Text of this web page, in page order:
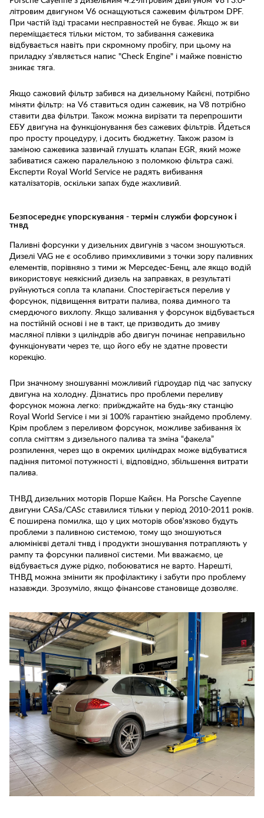
літровим двигуном V6 оснащуються сажевим фільтром DPF.
При частій їзді трасами несправностей не буває. Якщо ж ви
переміщаєтеся тільки містом, то забивання сажевика
відбувається навіть при скромному пробігу, при цьому на
приладку з'являється напис "Check Engine" і майже повністю
зникає тяга.
Якщо сажовий фільтр забився на дизельному Кайєні, потрібно
міняти фільтр: на V6 ставиться один сажевик, на V8 потрібно
ставити два фільтри. Також можна вирізати та перепрошити
ЕБУ двигуна на функціонування без сажевих фільтрів. Йдеться
про просту процедуру, і досить бюджетну. Також разом із
заміною сажевика зазвичай глушать клапан EGR, який може
забиватися сажею паралельною з поломкою фільтра сажі.
Експерти Royal World Service не радять вибивання
каталізаторів, оскільки запах буде жахливий.
Безпосереднє упорскування - термін служби форсунок і
тнвд
Паливні форсунки у дизельних двигунів з часом зношуються.
Дизелі VAG не є особливо примхливими з точки зору паливних
елементів, порівняно з тими ж Мерседес-Бенц, але якщо водій
використовує неякісний дизель на заправках, в результаті
руйнуються сопла та клапани. Спостерігається перелив у
форсунок, підвищення витрати палива, поява димного та
смердючого вихлопу. Якщо заливання у форсунок відбувається
на постійній основі і не в такт, це призводить до змиву
масляної плівки з циліндрів або двигун починає неправильно
функціонувати через те, що його ебу не здатне провести
корекцію.
При значному зношуванні можливий гідроудар під час запуску
двигуна на холодну. Дізнатись про проблеми переливу
форсунок можна легко: приїжджайте на будь-яку станцію
Royal World Service і ми зі 100% гарантією знайдемо проблему.
Крім проблем з переливом форсунок, можливе забивання їх
сопла сміттям з дизельного палива та зміна “факела”
розпилення, через що в окремих циліндрах може відбуватися
падіння питомої потужності і, відповідно, збільшення витрати
палива.
ТНВД дизельних моторів Порше Кайєн. На Porsche Cayenne
двигуни CASa/CASc ставилися тільки у період 2010-2011 років.
Є поширена помилка, що у цих моторів обов'язково будуть
проблеми з паливною системою, тому що зношуються
алюмінієві деталі тнвд і продукти зношування потрапляють у
рампу та форсунки паливної системи. Ми вважаємо, це
відбувається дуже рідко, побоюватися не варто. Нарешті,
ТНВД можна змінити як профілактику і забути про проблему
назавжди. Зрозуміло, якщо фінансове становище дозволяє.